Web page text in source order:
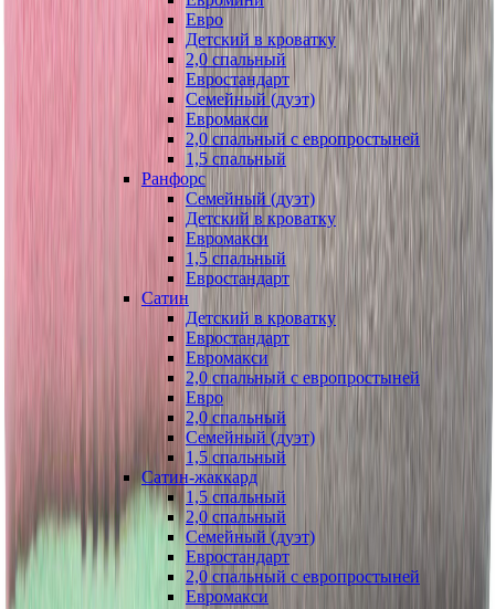
Евро
Детский в кроватку
2,0 спальный
Евростандарт
Семейный (дуэт)
Евромакси
2,0 спальный с европростыней
1,5 спальный
Ранфорс
Семейный (дуэт)
Детский в кроватку
Евромакси
1,5 спальный
Евростандарт
Сатин
Детский в кроватку
Евростандарт
Евромакси
2,0 спальный с европростыней
Евро
2,0 спальный
Семейный (дуэт)
1,5 спальный
Сатин-жаккард
1,5 спальный
2,0 спальный
Семейный (дуэт)
Евростандарт
2,0 спальный с европростыней
Евромакси